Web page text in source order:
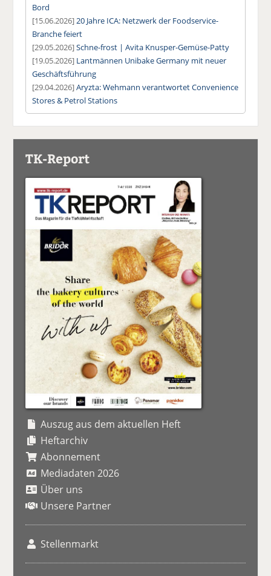
Bord
[15.06.2026]20 Jahre ICA: Netzwerk der Foodservice-
Branche feiert
[29.05.2026]Schne-frost | Avita Knusper-Gemüse-Patty
[19.05.2026] Lantmännen Unibake Germany mit neuer
Geschäftsführung
[29.04.2026]Aryzta: Wehmann verantwortet Convenience
Stores & Petrol Stations
TK-Report
Auszug aus dem aktuellen Heft
Heftarchiv
Abonnement
Mediadaten 2026
Über uns
Unsere Partner
Stellenmarkt